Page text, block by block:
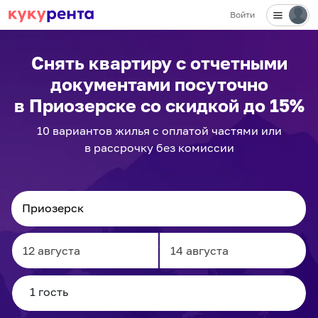
Войти
Снять квартиру с отчетными
документами посуточно
в Приозерске со скидкой до 15%
10 вариантовжилья с оплатой частями или
в рассрочку без комиссии
Navigate
forward
to
Navigate
to